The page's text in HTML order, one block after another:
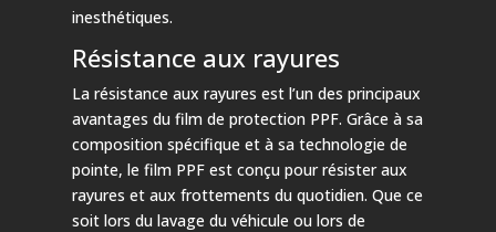
inesthétiques.
Résistance aux rayures
La résistance aux rayures est l’un des principaux
avantages du film de protection PPF. Grâce à sa
composition spécifique et à sa technologie de
pointe, le film PPF est conçu pour résister aux
rayures et aux frottements du quotidien. Que ce
soit lors du lavage du véhicule ou lors de